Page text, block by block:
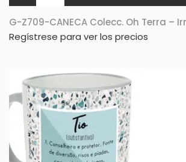
G-Z709-CANECA Colecc. Oh Terra –
Regístrese para ver los precios